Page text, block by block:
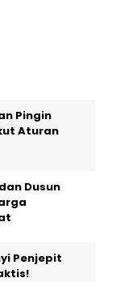
Pingin
Aturan
Dusun
Penjepit